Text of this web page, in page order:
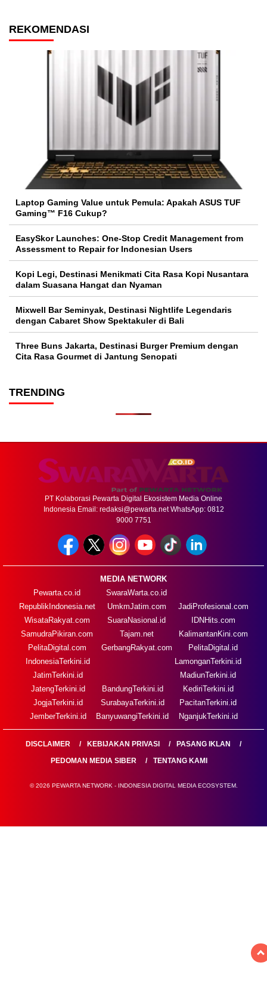
REKOMENDASI
Laptop Gaming Value untuk Pemula: Apakah ASUS TUF
Gaming™ F16 Cukup?
EasySkor Launches: One-Stop Credit Management from
Assessment to Repair for Indonesian Users
Kopi Legi, Destinasi Menikmati Cita Rasa Kopi Nusantara
dalam Suasana Hangat dan Nyaman
Mixwell Bar Seminyak, Destinasi Nightlife Legendaris
dengan Cabaret Show Spektakuler di Bali
Three Buns Jakarta, Destinasi Burger Premium dengan
Cita Rasa Gourmet di Jantung Senopati
TRENDING
PT Kolaborasi Pewarta Digital Ekosistem Media Online
Indonesia Email: redaksi@pewarta.netWhatsApp: 0812
9000 7751
MEDIA NETWORK
Pewarta.co.id
RepublikIndonesia.net
WisataRakyat.com
SamudraPikiran.com
PelitaDigital.com
SwaraWarta.co.id
UmkmJatim.com
SuaraNasional.id
Tajam.net
GerbangRakyat.com
JadiProfesional.com
IDNHits.com
KalimantanKini.com
PelitaDigital.id
IndonesiaTerkini.id
JatimTerkini.id
JatengTerkini.id
JogjaTerkini.id
JemberTerkini.id
BandungTerkini.id
SurabayaTerkini.id
BanyuwangiTerkini.id
LamonganTerkini.id
MadiunTerkini.id
KediriTerkini.id
PacitanTerkini.id
NganjukTerkini.id
DISCLAIMER KEBIJAKAN PRIVASI
PASANG IKLAN
PEDOMAN MEDIA SIBER
TENTANG KAMI
© 2026 PEWARTA NETWORK - INDONESIA DIGITAL MEDIA ECOSYSTEM.